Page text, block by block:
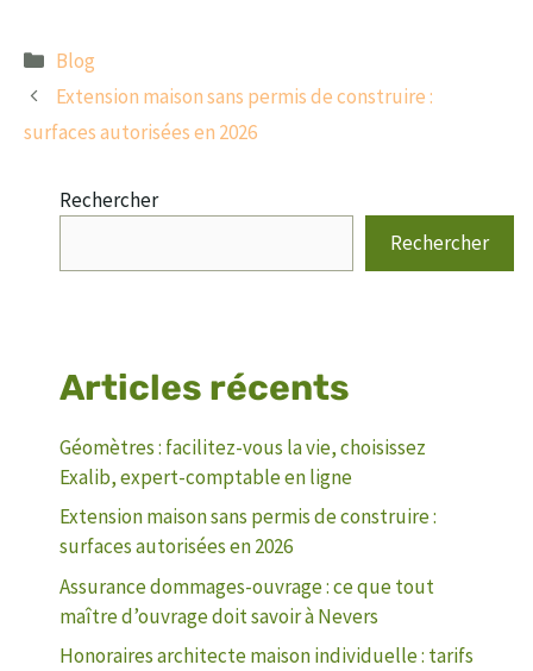
Catégories
Blog
Extension maison sans permis de construire :
surfaces autorisées en 2026
Rechercher
Rechercher
Articles récents
Géomètres : facilitez-vous la vie, choisissez
Exalib, expert-comptable en ligne
Extension maison sans permis de construire :
surfaces autorisées en 2026
Assurance dommages-ouvrage : ce que tout
maître d’ouvrage doit savoir à Nevers
Honoraires architecte maison individuelle : tarifs